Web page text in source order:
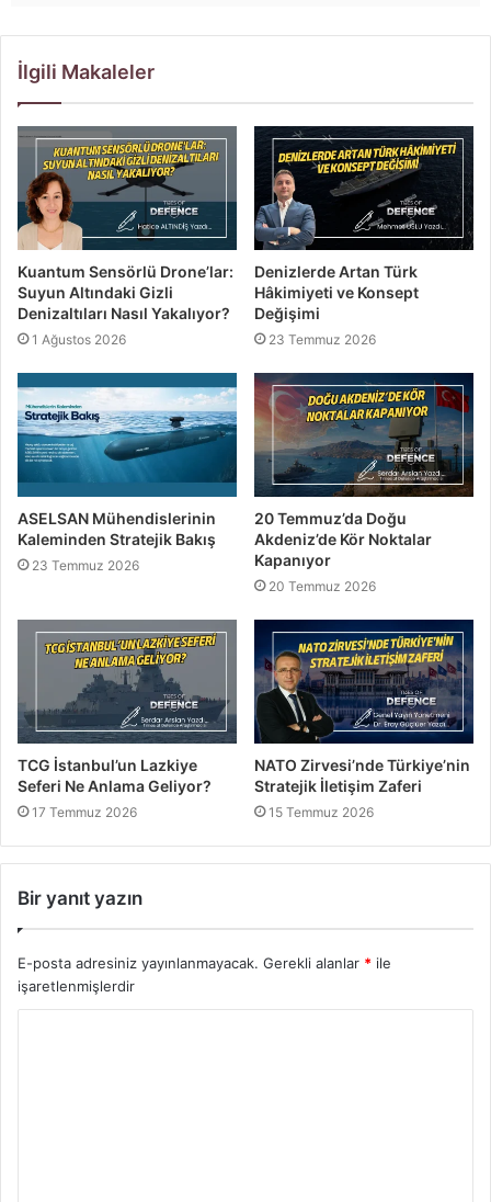
İlgili Makaleler
Kuantum Sensörlü Drone’lar:
Suyun Altındaki Gizli
Denizaltıları Nasıl Yakalıyor?
1 Ağustos 2026
Denizlerde Artan Türk
Hâkimiyeti ve Konsept
Değişimi
23 Temmuz 2026
ASELSAN Mühendislerinin
Kaleminden Stratejik Bakış
23 Temmuz 2026
20 Temmuz’da Doğu
Akdeniz’de Kör Noktalar
Kapanıyor
20 Temmuz 2026
TCG İstanbul’un Lazkiye
Seferi Ne Anlama Geliyor?
17 Temmuz 2026
NATO Zirvesi’nde Türkiye’nin
Stratejik İletişim Zaferi
15 Temmuz 2026
Bir yanıt yazın
E-posta adresiniz yayınlanmayacak. Gerekli alanlar * ile
işaretlenmişlerdir